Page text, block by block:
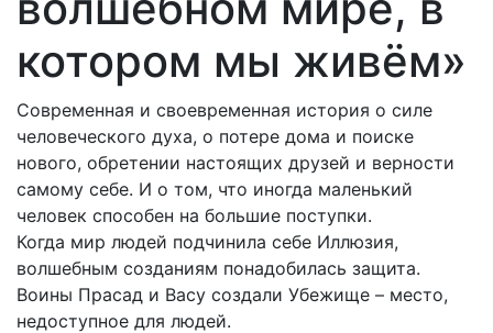
котором мы живём»
Современная и своевременная история о силе
человеческого духа, о потере дома и поиске
нового, обретении настоящих друзей и верности
самому себе. И о том, что иногда маленький
человек способен на большие поступки.
Когда мир людей подчинила себе Иллюзия,
волшебным созданиям понадобилась защита.
Воины Прасад и Васу создали Убежище – место,
недоступное для людей.